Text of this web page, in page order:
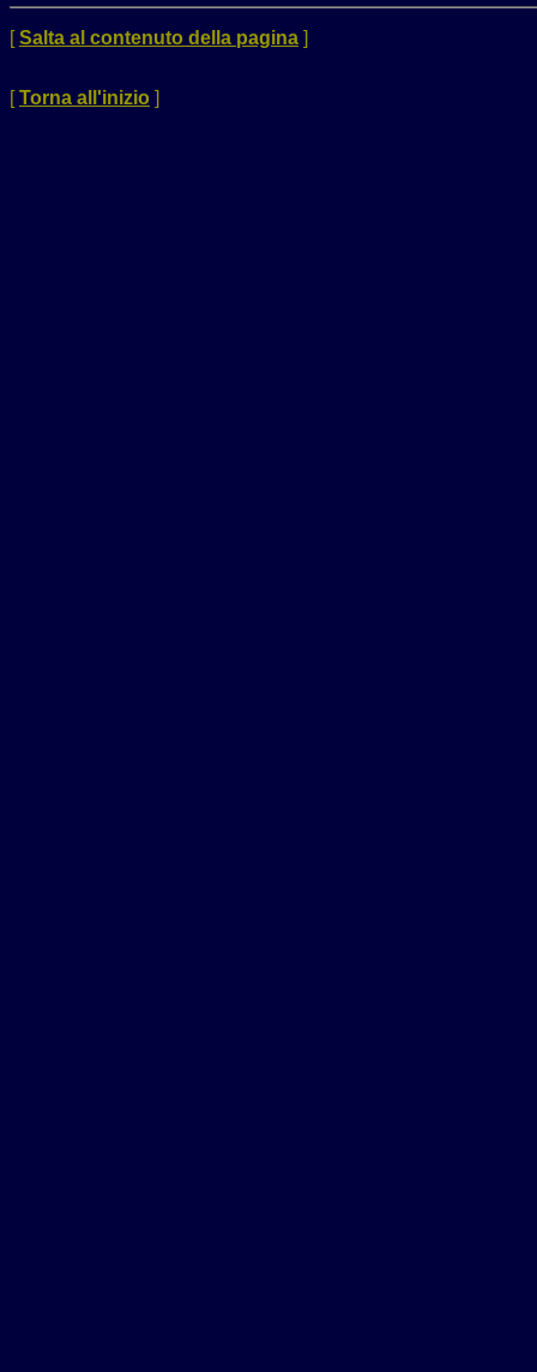
[Salta al contenuto della pagina ]
[Torna all'inizio ]